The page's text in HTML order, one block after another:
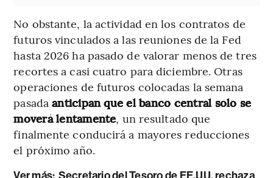
No obstante, la actividad en los contratos de
futuros vinculados a las reuniones de la Fed
hasta 2026 ha pasado de valorar menos de tres
recortes a casi cuatro para diciembre. Otras
operaciones de futuros colocadas la semana
pasadaanticipan que el banco central solo se
moverá lentamente, un resultado que
finalmente conducirá a mayores reducciones
el próximo año.